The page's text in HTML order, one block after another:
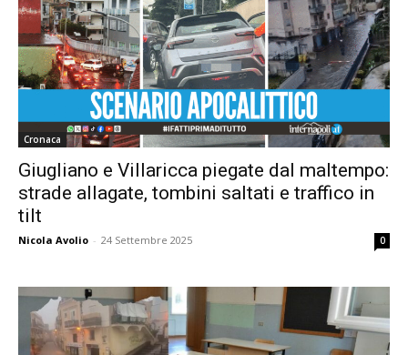
Cronaca
Giugliano e Villaricca piegate dal maltempo:
strade allagate, tombini saltati e traffico in
tilt
Nicola Avolio - 24 Settembre 2025 0